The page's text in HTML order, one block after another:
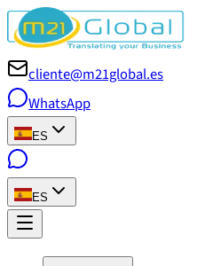
cliente@m21global.es
WhatsApp
ES
ES